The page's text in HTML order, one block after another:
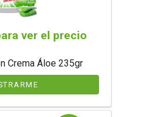
ver el precio
Crema Áloe 235gr